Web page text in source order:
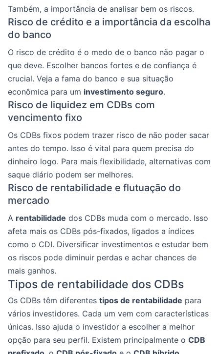
Também, a importância de analisar bem os riscos.
Risco de crédito e a importância da escolha
do banco
O risco de crédito é o medo de o banco não pagar o
que deve. Escolher bancos fortes e de confiança é
crucial. Veja a fama do banco e sua situação
econômica para um investimento seguro.
Risco de liquidez em CDBs com
vencimento fixo
Os CDBs fixos podem trazer risco de não poder sacar
antes do tempo. Isso é vital para quem precisa do
dinheiro logo. Para mais flexibilidade, alternativas com
saque diário podem ser melhores.
Risco de rentabilidade e flutuação do
mercado
A rentabilidade dos CDBs muda com o mercado. Isso
afeta mais os CDBs pós-fixados, ligados a índices
como o CDI. Diversificar investimentos e estudar bem
os riscos pode diminuir perdas e achar chances de
mais ganhos.
Tipos de rentabilidade dos CDBs
Os CDBs têm diferentes tipos de rentabilidade para
vários investidores. Cada um vem com características
únicas. Isso ajuda o investidor a escolher a melhor
opção para seu perfil. Existem principalmente o CDB